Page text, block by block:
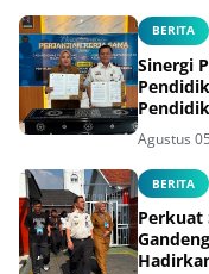
BERITA
Sinergi
Listrik
Agustus
BERITA
Perkuat